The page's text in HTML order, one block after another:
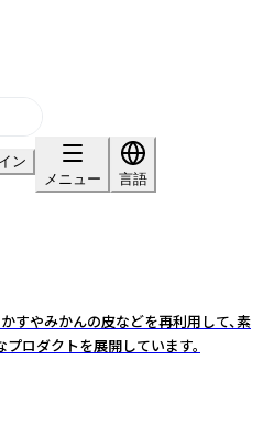
ン
メニュー
言語
すやみかんの皮などを再利用して、素
ロダクトを展開しています。